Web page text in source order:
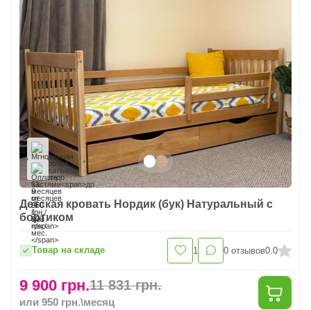
Детская кровать Нордик (бук) Натуральный с
бортиком
Товар на складе 1 0отзывов0.0
11 831 грн.
9 900 грн.
или 950 грн.\месяц